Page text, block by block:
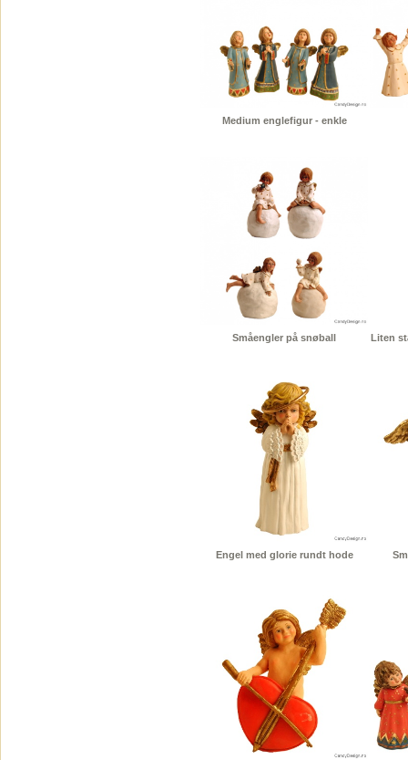
Medium englefigur - enkle
Småengler på snøball Liten
Engel med glorie rundt hode